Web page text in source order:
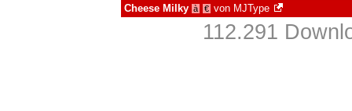
Cheese Milky à € von MJType
112.291